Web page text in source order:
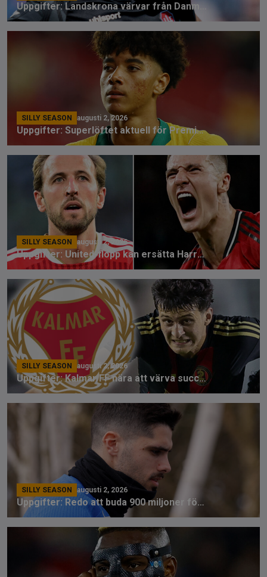
Uppgifter: Landskrona värvar från Danmark
SILLY SEASON augusti 2, 2026
Uppgifter: Superlöftet aktuell för Premier League
SILLY SEASON augusti 2, 2026
Uppgifter: United-flopp kan ersätta Harry Kane
SILLY SEASON augusti 2, 2026
Uppgifter: Kalmar FF nära att värva succéforward
SILLY SEASON augusti 2, 2026
Uppgifter: Redo att buda 900 miljoner för Chelsea-stjärnan